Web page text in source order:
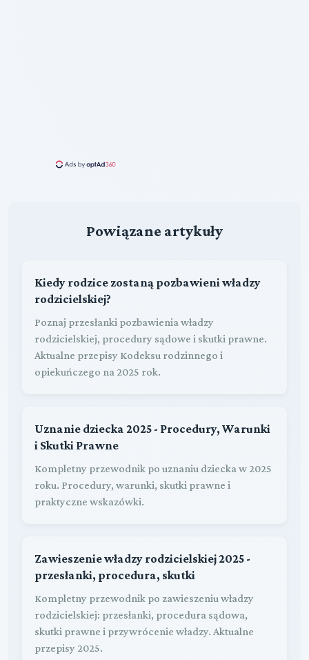
Powiązane artykuły
Kiedy rodzice zostaną pozbawieni władzy
rodzicielskiej?
Poznaj przesłanki pozbawienia władzy
rodzicielskiej, procedury sądowe i skutki prawne.
Aktualne przepisy Kodeksu rodzinnego i
opiekuńczego na 2025 rok.
Uznanie dziecka 2025 - Procedury, Warunki
i Skutki Prawne
Kompletny przewodnik po uznaniu dziecka w 2025
roku. Procedury, warunki, skutki prawne i
praktyczne wskazówki.
Zawieszenie władzy rodzicielskiej 2025 -
przesłanki, procedura, skutki
Kompletny przewodnik po zawieszeniu władzy
rodzicielskiej: przesłanki, procedura sądowa,
skutki prawne i przywrócenie władzy. Aktualne
przepisy 2025.